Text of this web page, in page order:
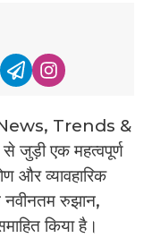
Trends &
जुड़ी एक महत्वपूर्ण
और व्यावहारिक
रुझान,
किया है।